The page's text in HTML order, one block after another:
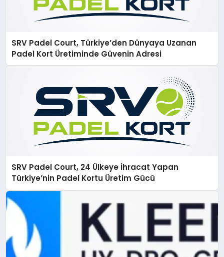
SRV Padel Court, Türkiye’den Dünyaya Uzanan
Padel Kort Üretiminde Güvenin Adresi
SRV Padel Court, 24 Ülkeye İhracat Yapan
Türkiye’nin Padel Kortu Üretim Gücü